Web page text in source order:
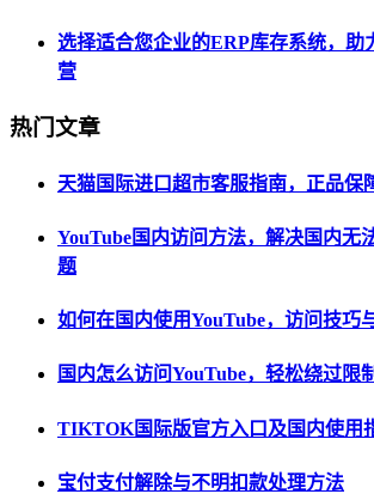
选择适合您企业的ERP库存系统，助
营
热门文章
天猫国际进口超市客服指南，正品保
YouTube国内访问方法，解决国内无
题
如何在国内使用YouTube，访问技巧
国内怎么访问YouTube，轻松绕过限
TIKTOK国际版官方入口及国内使用
宝付支付解除与不明扣款处理方法